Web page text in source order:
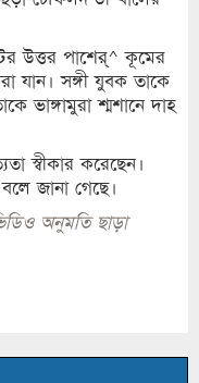
উত্তর পাশের্^ কূমের
যান। সঙ্গী যুবক তাকে
ভাঙ্গামুরা শ্মশানে দাহ
স্বীকার করেছেন।
জানা গেছে।
অনুমতি ছাড়া